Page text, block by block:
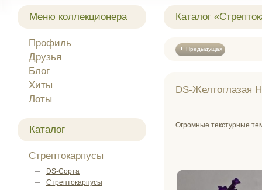
Каталог
Предыдущая
DS-Желтоглазая
Огромные текстурные
Меню коллекционера
Профиль
Друзья
Блог
Хиты
Лоты
Каталог
Стрептокарпусы
DS-Сорта
Стрептокарпусы